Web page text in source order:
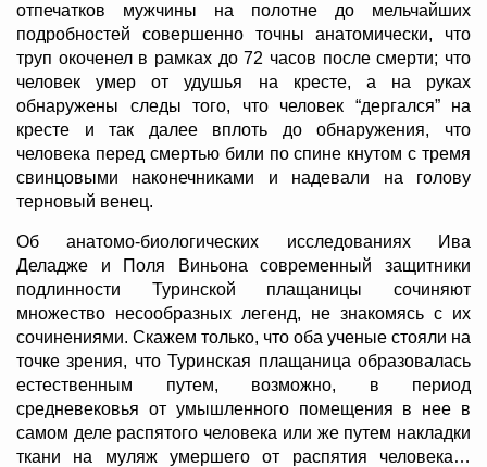
отпечатков мужчины на полотне до мельчайших
подробностей совершенно точны анатомически, что
труп окоченел в рамках до 72 часов после смерти; что
человек умер от удушья на кресте, а на руках
обнаружены следы того, что человек “дергался” на
кресте и так далее вплоть до обнаружения, что
человека перед смертью били по спине кнутом с тремя
свинцовыми наконечниками и надевали на голову
терновый венец.
Об анатомо-биологических исследованиях Ива
Деладже и Поля Виньона современный защитники
подлинности Туринской плащаницы сочиняют
множество несообразных легенд, не знакомясь с их
сочинениями. Скажем только, что оба ученые стояли на
точке зрения, что Туринская плащаница образовалась
естественным путем, возможно, в период
средневековья от умышленного помещения в нее в
самом деле распятого человека или же путем накладки
ткани на муляж умершего от распятия человека…